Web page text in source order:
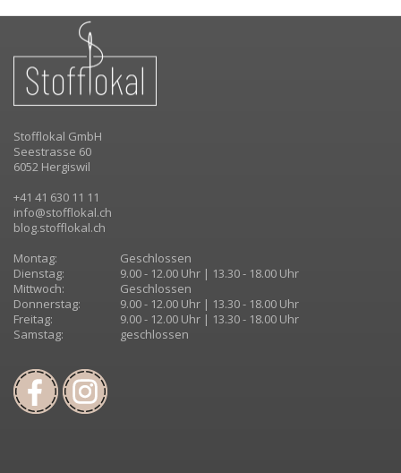
Stofflokal GmbH
Seestrasse 60
6052 Hergiswil
+41 41 630 11 11
info@stofflokal.ch
blog.stofflokal.ch
Montag:
Geschlossen
Dienstag:
9.00 - 12.00 Uhr | 13.30 - 18.00 Uhr
Mittwoch:
Geschlossen
Donnerstag:
9.00 - 12.00 Uhr | 13.30 - 18.00 Uhr
Freitag:
9.00 - 12.00 Uhr | 13.30 - 18.00 Uhr
Samstag:
geschlossen